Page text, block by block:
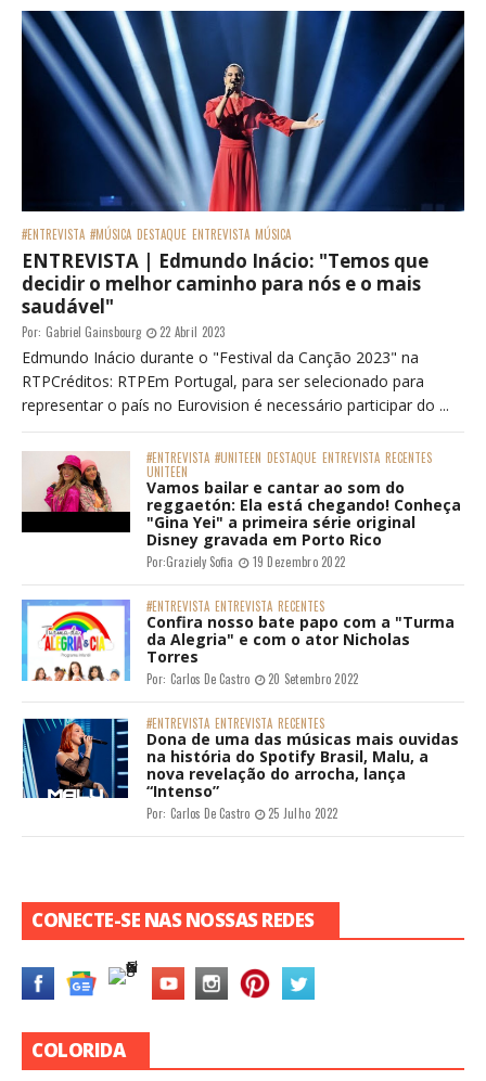
#ENTREVISTA #MÚSICA DESTAQUE ENTREVISTA MÚSICA
ENTREVISTA | Edmundo Inácio: "Temos que
decidir o melhor caminho para nós e o mais
saudável"
Por: Gabriel Gainsbourg 22 Abril 2023
Edmundo Inácio durante o "Festival da Canção 2023" na
RTPCréditos: RTPEm Portugal, para ser selecionado para
representar o país no Eurovision é necessário participar do ...
#ENTREVISTA #UNITEEN DESTAQUE ENTREVISTA RECENTES
UNITEEN
Vamos bailar e cantar ao som do
reggaetón: Ela está chegando! Conheça
"Gina Yei" a primeira série original
Disney gravada em Porto Rico
Por:Graziely Sofia 19 Dezembro 2022
#ENTREVISTA ENTREVISTA RECENTES
Confira nosso bate papo com a "Turma
da Alegria" e com o ator Nicholas
Torres
Por: Carlos De Castro 20 Setembro 2022
#ENTREVISTA ENTREVISTA RECENTES
Dona de uma das músicas mais ouvidas
na história do Spotify Brasil, Malu, a
nova revelação do arrocha, lança
“Intenso”
Por: Carlos De Castro 25 Julho 2022
CONECTE-SE NAS NOSSAS REDES
COLORIDA